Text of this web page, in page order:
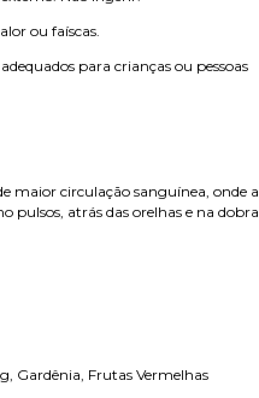
ou faíscas.
para crianças ou pessoas
maior circulação sanguínea, onde a
pulsos, atrás das orelhas e na dobra
Gardênia, Frutas Vermelhas